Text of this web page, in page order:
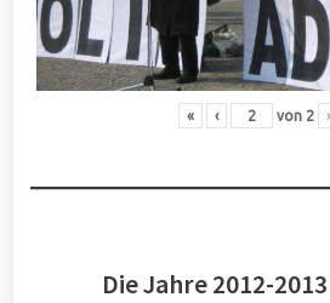
« ‹ von 2 ›
Die Jahre 2012-